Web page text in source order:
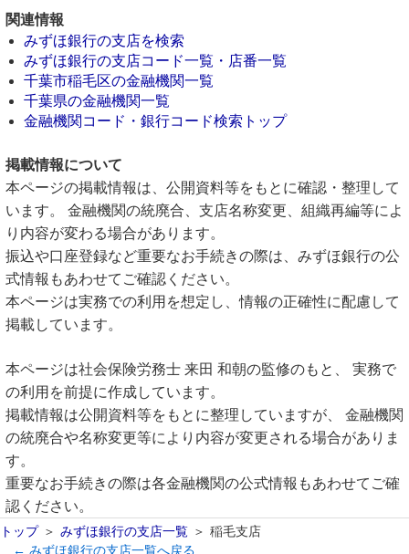
関連情報
みずほ銀行の支店を検索
みずほ銀行の支店コード一覧・店番一覧
千葉市稲毛区の金融機関一覧
千葉県の金融機関一覧
金融機関コード・銀行コード検索トップ
掲載情報について
本ページの掲載情報は、公開資料等をもとに確認・整理して
います。 金融機関の統廃合、支店名称変更、組織再編等によ
り内容が変わる場合があります。
振込や口座登録など重要なお手続きの際は、みずほ銀行の公
式情報もあわせてご確認ください。
本ページは実務での利用を想定し、情報の正確性に配慮して
掲載しています。
本ページは社会保険労務士 来田 和朝の監修のもと、 実務で
の利用を前提に作成しています。
掲載情報は公開資料等をもとに整理していますが、 金融機関
の統廃合や名称変更等により内容が変更される場合がありま
す。
重要なお手続きの際は各金融機関の公式情報もあわせてご確
認ください。
トップ みずほ銀行の支店一覧
稲毛支店
← みずほ銀行の支店一覧へ戻る